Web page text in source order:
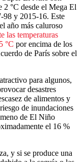
2 °C desde el Mega El
98 y 2015-16. Este
año más caluroso
las temperaturas
°C por encima de los
de París sobre el
para algunos,
desastres
de alimentos y
de inundaciones
de El Niño
el 16 %
y si se produce una